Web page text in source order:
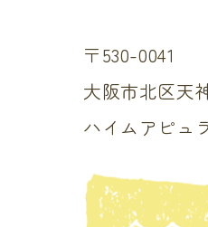
〒530-0041
大阪市北区天
ハイムアピュ